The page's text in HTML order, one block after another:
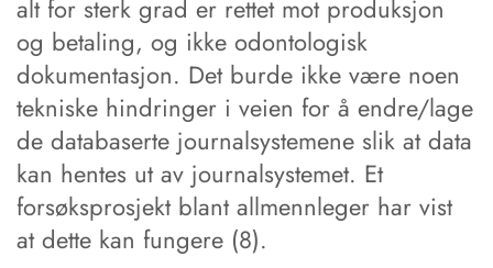
alt for sterk grad er rettet mot produksjon
og betaling, og ikke odontologisk
dokumentasjon. Det burde ikke være noen
tekniske hindringer i veien for å endre/lage
de databaserte journalsystemene slik at data
kan hentes ut av journalsystemet. Et
forsøksprosjekt blant allmennleger har vist
at dette kan fungere (8).